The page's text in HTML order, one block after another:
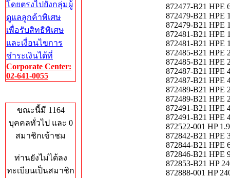
โดยตรงไปยังกลุ่มผู้
ดูแลลูกค้าพิเศษ
เพื่อรับสิทธิพิเศษ
และเงื่อนไขการ
ชำระเงินได้ที่
Corporate Center:
02-641-0055
ขณะนี้มี 1164
บุคคลทั่วไป และ 0
สมาชิกเข้าชม
ท่านยังไม่ได้ลง
ทะเบียนเป็นสมาชิก
872477-B21 HPE
872479-B21 HPE
872479-B21 HPE
872481-B21 HPE
872481-B21 HPE
872485-B21 HPE
872485-B21 HPE
872487-B21 HPE
872487-B21 HPE
872489-B21 HPE
872489-B21 HPE
872491-B21 HPE
872491-B21 HPE
872522-001 HP
872842-B21 HPE
872844-B21 HPE
872846-B21 HPE
872853-B21 HP
872888-001 HP